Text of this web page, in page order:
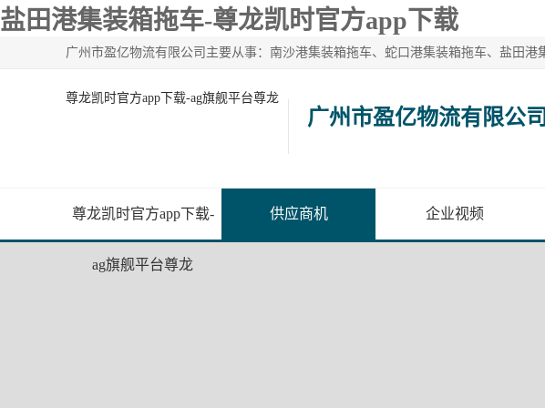
盐田港集装箱拖车-尊龙凯时官方app下载
尊龙凯时官方app下载-ag旗舰平台尊龙
广州市盈亿物流有限公司
尊龙凯时官方app下载-
ag旗舰平台尊龙
供应商机 企业视频